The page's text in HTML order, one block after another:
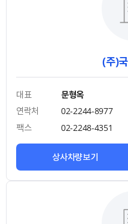
(주)
대표
문형옥
연락처
02-2244-8977
팩스
02-2248-4351
상사차량보기